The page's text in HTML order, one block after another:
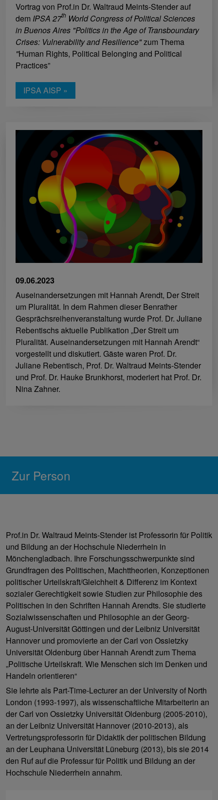
Vortrag von Prof.in Dr. Waltraud Meints-Stender auf
dem IPSA 27th World Congress of Political Sciences
in Buenos Aires "Politics in the Age of Transboundary
Crises: Vulnerability and Resilience"zum Thema
"Human Rights, Political Belonging and Political
Practices”
IPSA AISP »
09.06.2023
Auseinandersetzungen mit Hannah Arendt, Der Streit
um Pluralität. In dem Rahmen dieser Benrather
Gesprächsreihenveranstaltung wurde Prof. Dr. Juliane
Rebentischs aktuelle Publikation „Der Streit um
Pluralität. Auseinandersetzungen mit Hannah Arendt“
vorgestellt und diskutiert. Gäste waren Prof. Dr.
Juliane Rebentisch, Prof. Dr. Waltraud Meints-Stender
und Prof. Dr. Hauke Brunkhorst, moderiert hat Prof. Dr.
Nina Zahner.
Zur Person
Prof.in Dr. Waltraud Meints-Stender ist Professorin für Politik
und Bildung an der Hochschule Niederrhein in
Mönchengladbach. Ihre Forschungsschwerpunkte sind
Grundfragen des Politischen, Machttheorien, Konzeptionen
politischer Urteilskraft/Gleichheit & Differenz im Kontext
sozialer Gerechtigkeit sowie Studien zur Philosophie des
Politischen in den Schriften Hannah Arendts. Sie studierte
Sozialwissenschaften und Philosophie an der Georg-
August-Universität Göttingen und der Leibniz Universität
Hannover und promovierte an der Carl von Ossietzky
Universität Oldenburg über Hannah Arendt zum Thema
„Politische Urteilskraft. Wie Menschen sich im Denken und
Handeln orientieren“
Sie lehrte als Part-Time-Lecturer an der University of North
London (1993-1997), als wissenschaftliche Mitarbeiterin an
der Carl von Ossietzky Universität Oldenburg (2005-2010),
an der Leibniz Universität Hannover (2010-2013), als
Vertretungsprofessorin für Didaktik der politischen Bildung
an der Leuphana Universität Lüneburg (2013), bis sie 2014
den Ruf auf die Professur für Politik und Bildung an der
Hochschule Niederrhein annahm.